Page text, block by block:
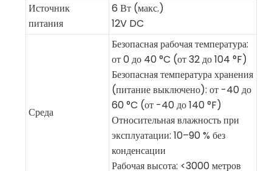
Источник
питания
6 Вт (макс.)
12V DC
Среда
Безопасная рабочая температура:
от 0 до 40 °C (от 32 до 104 °F)
Безопасная температура хранения
(питание выключено): от -40 до
60 °C (от -40 до 140 °F)
Относительная влажность при
эксплуатации: 10–90 % без
конденсации
Рабочая высота: <3000 метров